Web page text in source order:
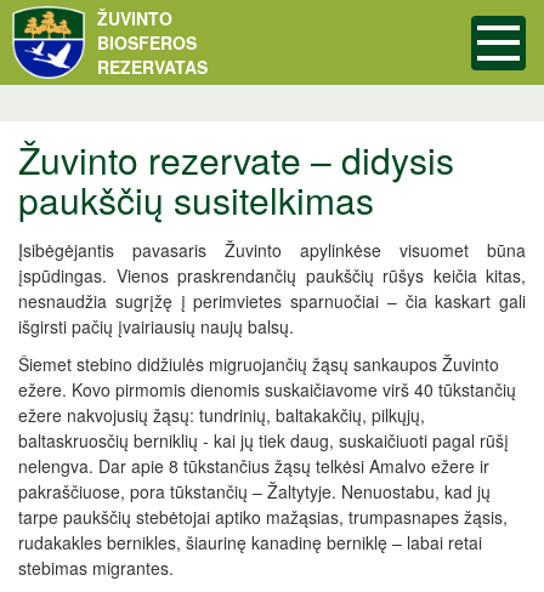
ŽUVINTO
BIOSFEROS
REZERVATAS
Žuvinto rezervate – didysis
paukščių susitelkimas
Įsibėgėjantis pavasaris Žuvinto apylinkėse visuomet būna
įspūdingas. Vienos praskrendančių paukščių rūšys keičia kitas,
nesnaudžia sugrįžę į perimvietes sparnuočiai – čia kaskart gali
išgirsti pačių įvairiausių naujų balsų.
Šiemet stebino didžiulės migruojančių žąsų sankaupos Žuvinto
ežere. Kovo pirmomis dienomis suskaičiavome virš 40 tūkstančių
ežere nakvojusių žąsų: tundrinių, baltakakčių, pilkųjų,
baltaskruosčių berniklių - kai jų tiek daug, suskaičiuoti pagal rūšį
nelengva. Dar apie 8 tūkstančius žąsų telkėsi Amalvo ežere ir
pakraščiuose, pora tūkstančių – Žaltytyje. Nenuostabu, kad jų
tarpe paukščių stebėtojai aptiko mažąsias, trumpasnapes žąsis,
rudakakles bernikles, šiaurinę kanadinę berniklę – labai retai
stebimas migrantes.